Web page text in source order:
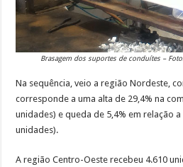
Brasagem dos suportes de conduítes –
Na sequência, veio a região Nordeste,
corresponde a uma alta de 29,4% na
unidades) e queda de 5,4% em relação
unidades).
A região Centro-Oeste recebeu 4.610